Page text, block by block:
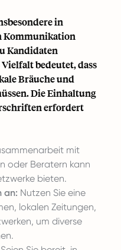
in
Kommunikation
Kandidaten
bedeutet, dass
Bräuche und
Die Einhaltung
erfordert
mit
oder Beratern kann
bieten.
an: Nutzen Sie eine
lokalen Zeitungen,
um diverse